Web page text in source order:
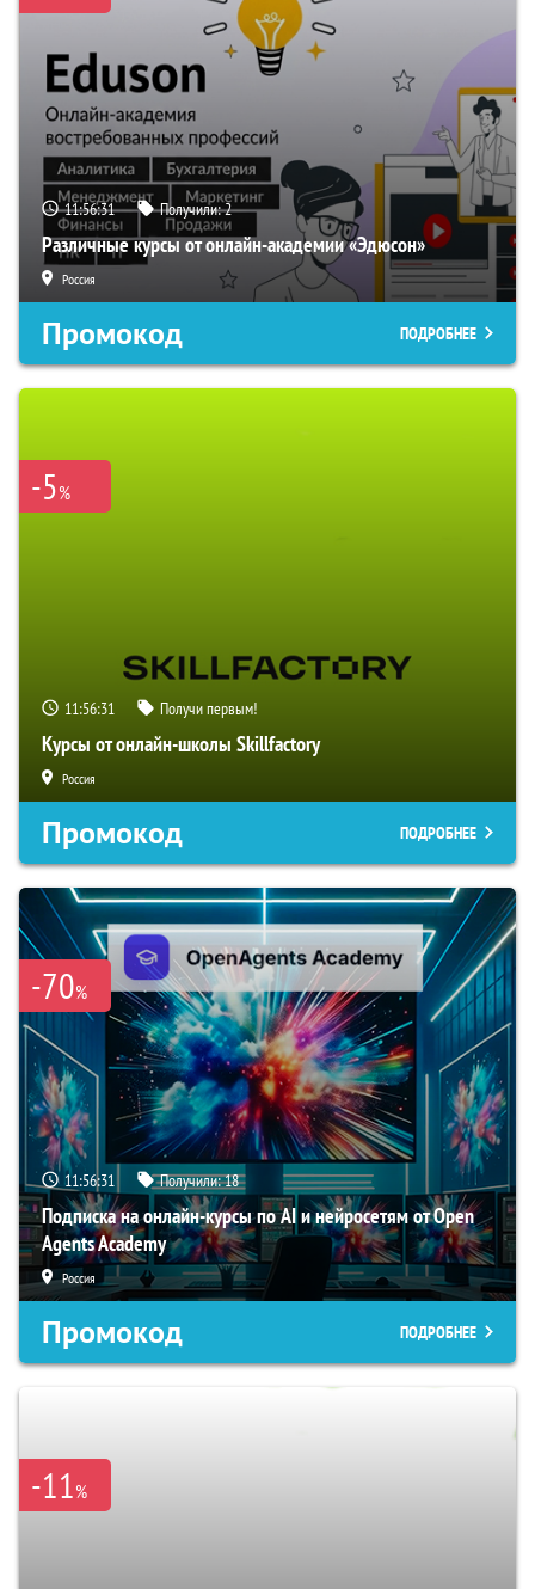
11:56:30 Получили:2
Различные курсы от онлайн-академии «Эдюсон»
Россия
Промокод ПОДРОБНЕЕ
-5%
11:56:30 Получи первым!
Курсы от онлайн-школы Skillfactory
Россия
Промокод ПОДРОБНЕЕ
-70%
11:56:30 Получили:18
Подписка на онлайн-курсы по AI и нейросетям от Open
Agents Academy
Россия
Промокод ПОДРОБНЕЕ
-11%